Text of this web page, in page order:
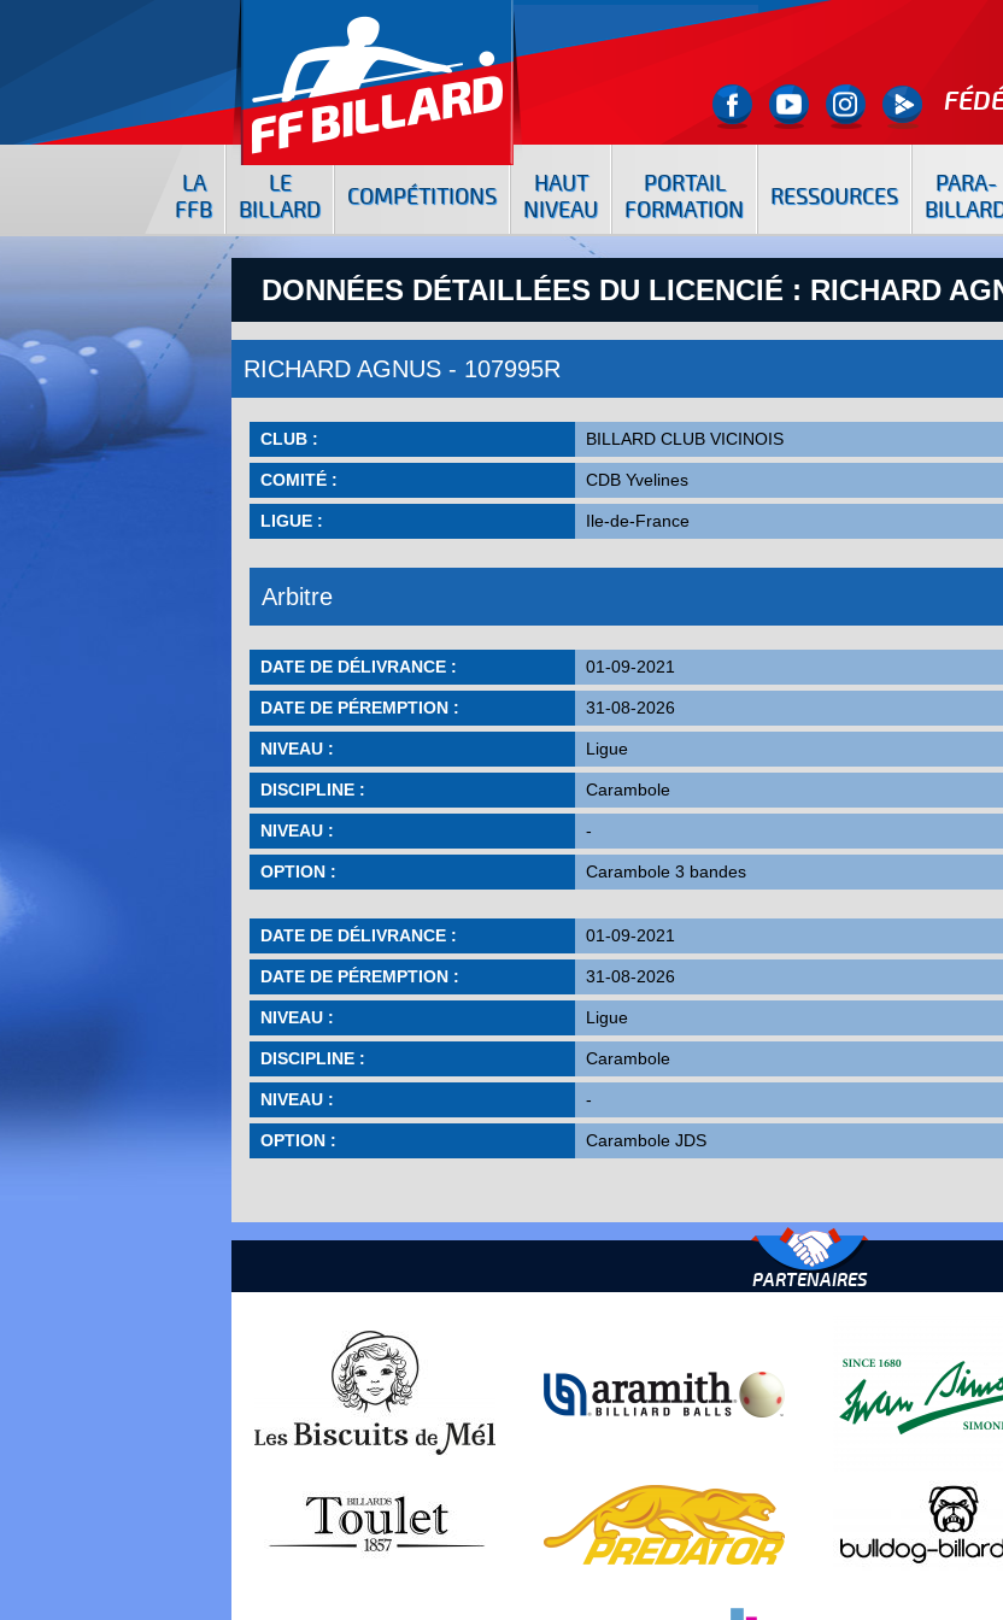
LA
FFB
LE
BILLARD
COMPÉTITIONS
HAUT
NIVEAU
PORTAIL
FORMATION
RESSOURCES
PARA-
DONNÉES DÉTAILLÉES DU LICENCIÉ : RICHARD
RICHARD AGNUS - 107995R
CLUB : BILLARD CLUB VICINOIS
COMITÉ : CDB Yvelines
LIGUE : Ile-de-France
Arbitre
DATE DE DÉLIVRANCE : 01-09-2021
DATE DE PÉREMPTION : 31-08-2026
NIVEAU : Ligue
DISCIPLINE : Carambole
NIVEAU : -
OPTION : Carambole 3 bandes
DATE DE DÉLIVRANCE : 01-09-2021
DATE DE PÉREMPTION : 31-08-2026
NIVEAU : Ligue
DISCIPLINE : Carambole
NIVEAU : -
OPTION : Carambole JDS
PARTENAIRES